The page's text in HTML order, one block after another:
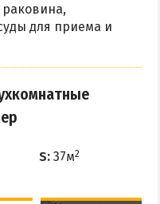
для приема и
S: 37м2